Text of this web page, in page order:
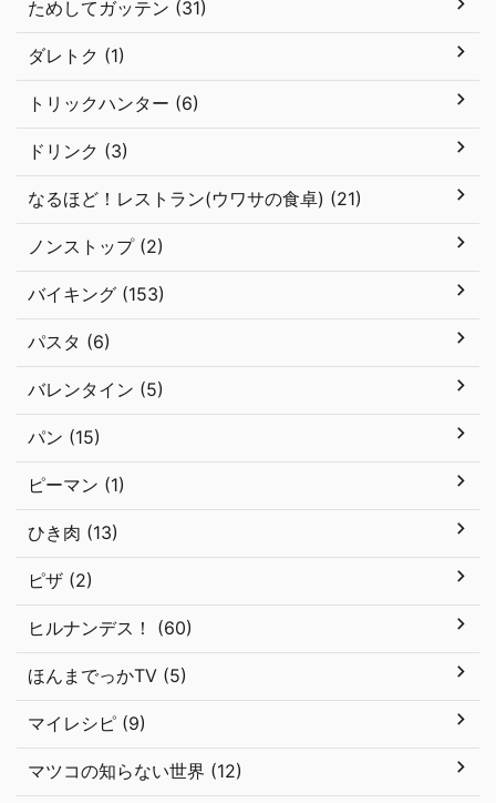
ためしてガッテン (31)
ダレトク (1)
トリックハンター (6)
ドリンク (3)
なるほど！レストラン(ウワサの食卓) (21)
ノンストップ (2)
バイキング (153)
パスタ (6)
バレンタイン (5)
パン (15)
ピーマン (1)
ひき肉 (13)
ピザ (2)
ヒルナンデス！ (60)
ほんまでっかTV (5)
マイレシピ (9)
マツコの知らない世界 (12)